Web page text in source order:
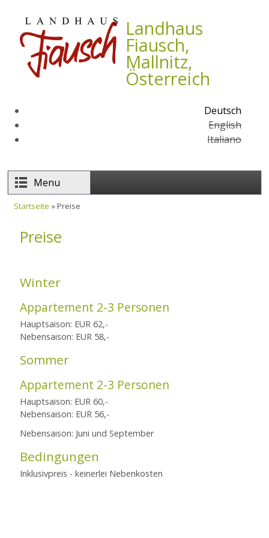
Direkt zum Inhalt Landhaus
Fiausch,
Mallnitz,
Österreich
Deutsch
English
Italiano
Menu
Startseite » Preise
Preise
Winter
Appartement 2-3 Personen
Hauptsaison: EUR 62,-
Nebensaison: EUR 58,-
Sommer
Appartement 2-3 Personen
Hauptsaison: EUR 60,-
Nebensaison: EUR 56,-
Nebensaison: Juni und September
Bedingungen
Inklusivpreis - keinerlei Nebenkosten